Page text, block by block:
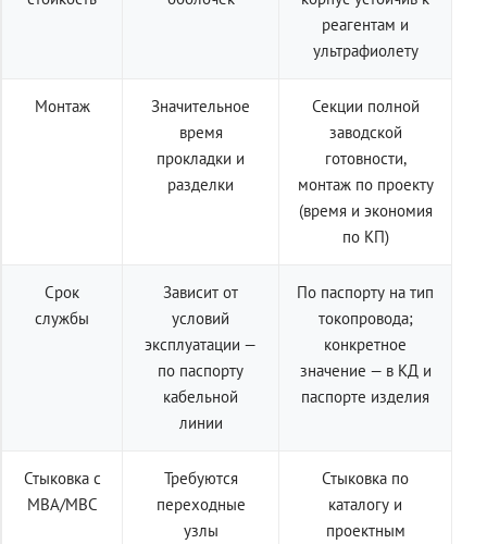
реагентам и
ультрафиолету
Монтаж
Значительное
время
прокладки и
разделки
Секции полной
заводской
готовности,
монтаж по проекту
(время и экономия
по КП)
Срок
службы
Зависит от
условий
эксплуатации —
по паспорту
кабельной
линии
По паспорту на тип
токопровода;
конкретное
значение — в КД и
паспорте изделия
Стыковка с
МВА/МВС
Требуются
переходные
узлы
Стыковка по
каталогу и
проектным